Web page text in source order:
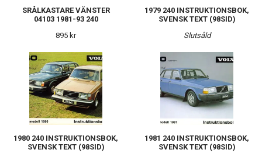
SRÅLKASTARE VÄNSTER
04103 1981-93 240
895 kr
1979 240 INSTRUKTIONSBOK,
SVENSK TEXT (98SID)
Slutsåld
1980 240 INSTRUKTIONSBOK,
SVENSK TEXT (98SID)
1981 240 INSTRUKTIONSBOK,
SVENSK TEXT (98SID)